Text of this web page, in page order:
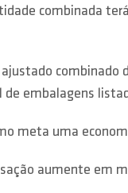
combinada
combinado
embalagens
meta uma
aumente em